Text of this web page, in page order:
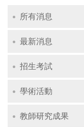
所有消息
最新消息
招生考試
學術活動
教師研究成果